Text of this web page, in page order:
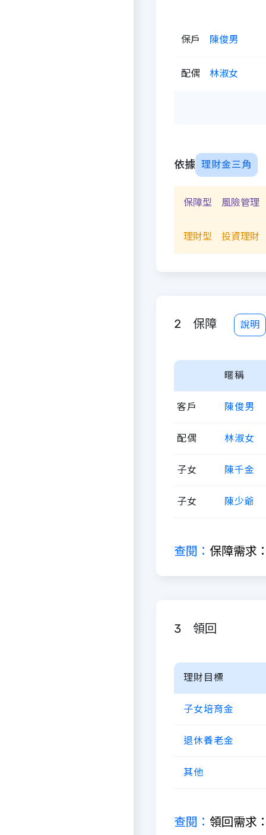
保戶 陳俊男
配偶 林淑女
依據 理財金三角
保障型 風險管理
理財型 投資理財
2 保障 說明
暱稱
客戶 陳俊男
配偶 林淑女
子女 陳千金
子女 陳少爺
查閱： 保障需求
3 領回
理財目標
子女培育金
退休養老金
其他
查閱： 領回需求